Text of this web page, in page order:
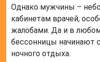
Однако мужчины –
кабинетам врачей,
жалобами. Да и в
бессонницы начинают
ночного отдыха.